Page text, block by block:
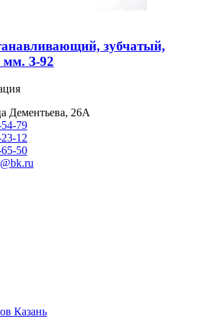
зубчатый,
З-92
Дементьева, 26А
79
12
Казань